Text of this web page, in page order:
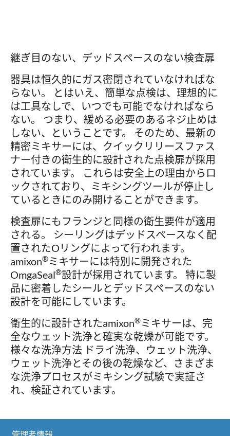
継ぎ目のない、デッドスペースのない検査扉
器具は恒久的にガス密閉されていなければな
らない。 とはいえ、簡単な点検は、理想的に
は工具なしで、いつでも可能でなければなら
ない。 つまり、緩める必要のあるネジ止めは
しない、ということです。 そのため、最新の
精密ミキサーには、クイックリリースファス
ナー付きの衛生的に設計された点検扉が採用
されています。 これらは安全上の理由からロ
ックされており、ミキシングツールが停止し
ているときにのみ開けることができます。
検査扉にもフランジと同様の衛生要件が適用
される。 シーリングはデッドスペースなく配
置されたOリングによって行われます。
amixon®ミキサーには特別に開発された
OmgaSeal®設計が採用されています。 特に製
品に密着したシールとデッドスペースのない
設計を可能にしています。
衛生的に設計されたamixon®ミキサーは、完
全なウェット洗浄と確実な乾燥が可能です。
様々な洗浄方法 ドライ洗浄、ウェット洗浄、
ウェット洗浄とその後の乾燥など、さまざま
な洗浄プロセスがミキシング試験で実証さ
れ、検証されています。
管理者情報